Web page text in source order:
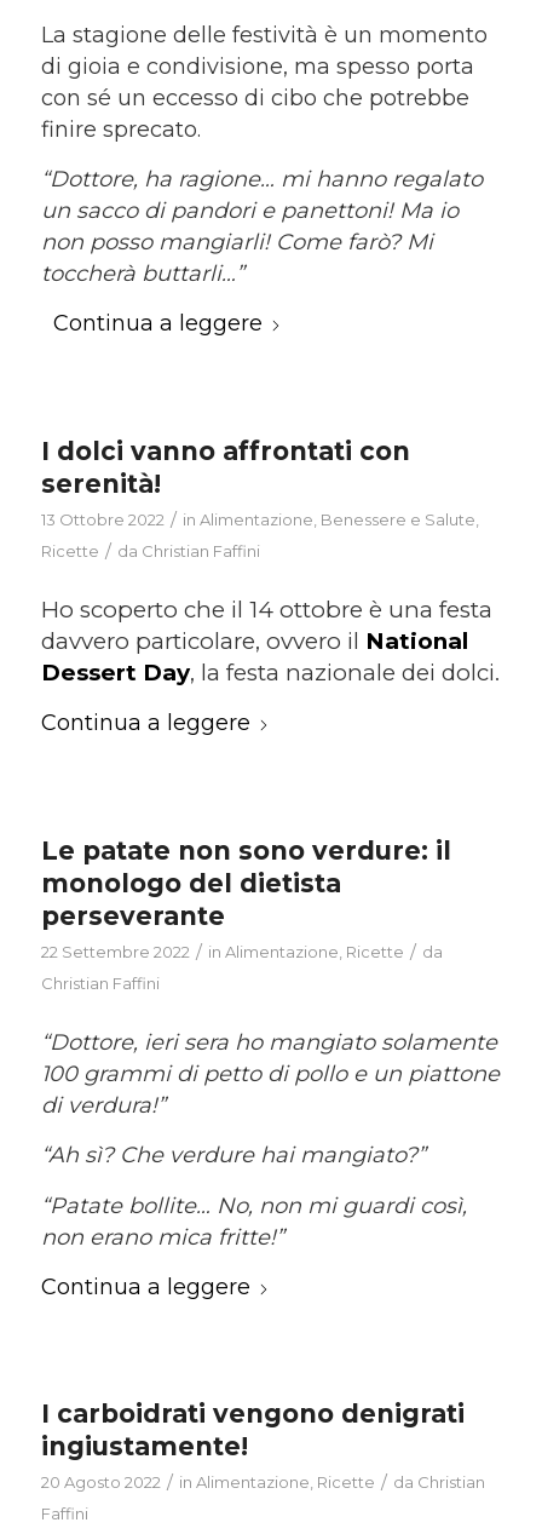
La stagione delle festività è un momento
di gioia e condivisione, ma spesso porta
con sé un eccesso di cibo che potrebbe
finire sprecato.
“Dottore, ha ragione… mi hanno regalato
un sacco di pandori e panettoni! Ma io
non posso mangiarli! Come farò? Mi
toccherà buttarli…”
Continua a leggere
I dolci vanno affrontati con
serenità!
13 Ottobre 2022 / in Alimentazione Benessere e Salute
Ricette / da Christian Faffini
Ho scoperto che il 14 ottobre è una festa
davvero particolare, ovvero il National
Dessert Day, la festa nazionale dei dolci.
Continua a leggere
Le patate non sono verdure: il
monologo del dietista
perseverante
22 Settembre 2022 / in Alimentazione Ricette / da
Christian Faffini
“Dottore, ieri sera ho mangiato solamente
100 grammi di petto di pollo e un piattone
di verdura!”
“Ah sì? Che verdure hai mangiato?”
“Patate bollite… No, non mi guardi così,
non erano mica fritte!”
Continua a leggere
I carboidrati vengono denigrati
ingiustamente!
20 Agosto 2022 / in Alimentazione Ricette / da Christian
Faffini